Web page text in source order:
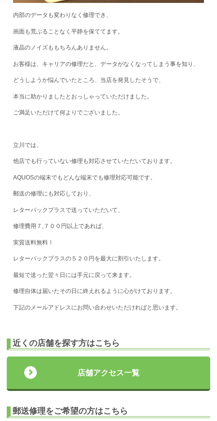
内部のデータも変わりなく修理でき、
画面も荒ぶることなく平静を保ててます。
液晶のノイズももちろんありません。
お客様は、キャリアの修理だと、データがなくなってしまう事を知り、
どうしようか悩んでいたところ、当店を発見したそうで、
本当に助かりましたとおっしゃっていただけました。
ご満足いただけて何よりでございました。
立川では、
他店でも行っていない修理も対応させていただいております。
AQUOSの端末でもどんな端末でも修理対応可能です。
郵送の修理にも対応しており、
レターパックプラスで送っていただいて、
修理費用７,７００円以上であれば、
実質送料無料！
レターパックプラスの５２０円を最大に割引いたします。
最短で送った翌々日には手元に戻って来ます。
修理自体は届いたその日に終えれるように心がけております。
下記のメールアドレスにお問い合わせいただければと思います。
近くの店舗を探す方はこちら
店舗アクセス一覧
郵送修理をご希望の方はこちら